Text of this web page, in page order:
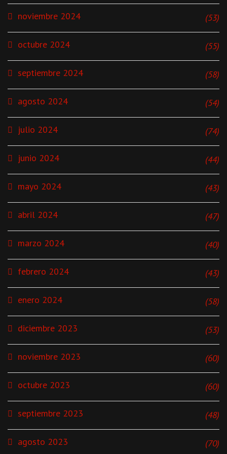
noviembre 2024 (53)
octubre 2024 (55)
septiembre 2024 (58)
agosto 2024 (54)
julio 2024 (74)
junio 2024 (44)
mayo 2024 (43)
abril 2024 (47)
marzo 2024 (40)
febrero 2024 (43)
enero 2024 (58)
diciembre 2023 (53)
noviembre 2023 (60)
octubre 2023 (60)
septiembre 2023 (48)
agosto 2023 (70)